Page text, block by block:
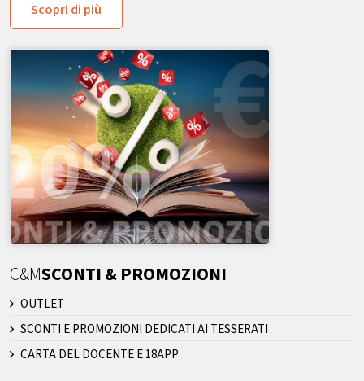
Scopri di più
C&MSCONTI & PROMOZIONI
OUTLET
SCONTI E PROMOZIONI DEDICATI AI TESSERATI
CARTA DEL DOCENTE E 18APP